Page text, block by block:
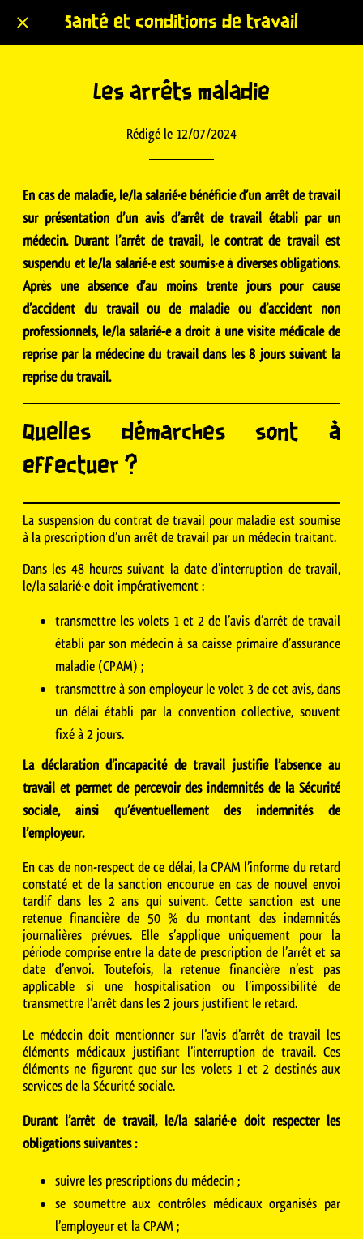
Santé et conditions de travail
Les arrêts maladie
Rédigé le 12/07/2024
En cas de maladie, le/la salarié·e bénéficie d’un arrêt de travail
sur présentation d’un avis d’arrêt de travail établi par un
médecin. Durant l’arrêt de travail, le contrat de travail est
suspendu et le/la salarié·e est soumis·e à diverses obligations.
Après une absence d’au moins trente jours pour cause
d’accident du travail ou de maladie ou d’accident non
professionnels, le/la salarié-e a droit à une visite médicale de
reprise par la médecine du travail dans les 8 jours suivant la
reprise du travail.
Quelles démarches sont à
effectuer ?
La suspension du contrat de travail pour maladie est soumise
à la prescription d’un arrêt de travail par un médecin traitant.
Dans les 48 heures suivant la date d’interruption de travail,
le/la salarié·e doit impérativement :
transmettre les volets 1 et 2 de l’avis d’arrêt de travail
établi par son médecin à sa caisse primaire d’assurance
maladie (CPAM) ;
transmettre à son employeur le volet 3 de cet avis, dans
un délai établi par la convention collective, souvent
fixé à 2 jours.
La déclaration d’incapacité de travail justifie l’absence au
travail et permet de percevoir des indemnités de la Sécurité
sociale, ainsi qu’éventuellement des indemnités de
l’employeur.
En cas de non-respect de ce délai, la CPAM l’informe du retard
constaté et de la sanction encourue en cas de nouvel envoi
tardif dans les 2 ans qui suivent. Cette sanction est une
retenue financière de 50 % du montant des indemnités
journalières prévues. Elle s’applique uniquement pour la
période comprise entre la date de prescription de l’arrêt et sa
date d’envoi. Toutefois, la retenue financière n’est pas
applicable si une hospitalisation ou l’impossibilité de
transmettre l’arrêt dans les 2 jours justifient le retard.
Le médecin doit mentionner sur l’avis d’arrêt de travail les
éléments médicaux justifiant l’interruption de travail. Ces
éléments ne figurent que sur les volets 1 et 2 destinés aux
services de la Sécurité sociale.
Durant l’arrêt de travail, le/la salarié·e doit respecter les
obligations suivantes :
suivre les prescriptions du médecin ;
se soumettre aux contrôles médicaux organisés par
l’employeur et la CPAM ;